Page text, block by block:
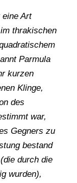
Art
thrakischen
Parmula
kurzen
Klinge,
des
war,
Gegners zu
bestand
durch die
wurden),